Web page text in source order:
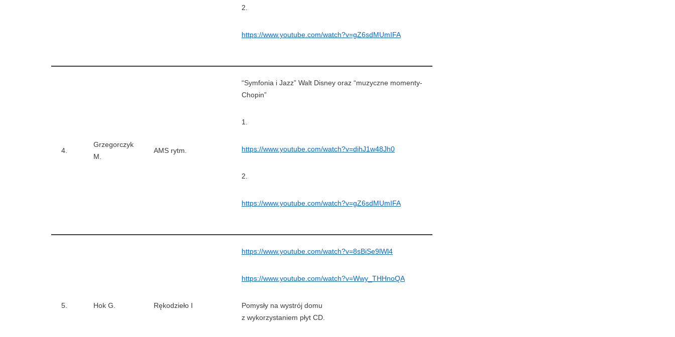
2.
https://www.youtube.com/watch?v=gZ6sdMUmIFA
4.
Grzegorczyk
M.
AMS rytm.
“Symfonia i Jazz” Walt Disney oraz “muzyczne momenty-
Chopin”
1.
https://www.youtube.com/watch?v=dihJ1w48Jh0
2.
https://www.youtube.com/watch?v=gZ6sdMUmIFA
5. Hok G. Rękodzieło I
https://www.youtube.com/watch?v=8sBiSe9lWl4
https://www.youtube.com/watch?v=Wwy_THHnoQA
Pomysły na wystrój domu
z wykorzystaniem płyt CD.